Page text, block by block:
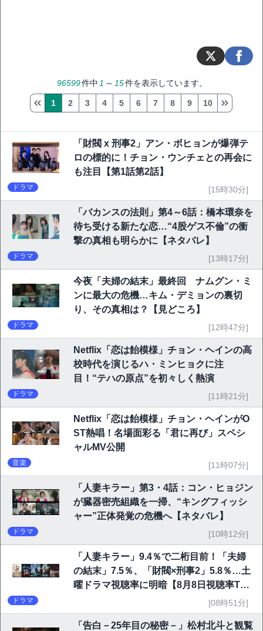
96599件中 1 ～ 15件を表示しています。
1 2 3 4 5 6 7 8 9 10
「財閥 x 刑事2」アン・ボヒョンが爆弾テ
ロの標的に！チョン・ウンチェとの再会に
も注目【第1話第2話】
ドラマ [15時30分]
「バカンスの法則」第4～6話：橋本環奈を
待ち受ける新たな恋…“4股ゲス不倫”の衝
撃の真相も明らかに【ネタバレ】
ドラマ [13時17分]
今夜「夫婦の結末」最終回 ナムグン・ミ
ンに最大の危機…キム・デミョンの裏切
り、その真相は？【見どころ】
ドラマ [12時47分]
Netflix「恋は飴模様」チョン・ヘインの高
校時代を演じるハ・ミンヒョクに注
目！“テハの原点”を初々しく熱演
ドラマ [11時21分]
Netflix「恋は飴模様」チョン・ヘインがO
ST熱唱！名場面彩る「君に再び」スペシ
ャルMV公開
音楽 [11時07分]
「人妻キラー」第3・4話：コン・ヒョジン
が臓器密売組織を一掃、“キングフィッシ
ャー”正体発覚の危機へ【ネタバレ】
ドラマ [10時12分]
「人妻キラー」9.4％で二桁目前！「夫婦
の結末」7.5％、「財閥×刑事2」5.8％…土
曜ドラマ視聴率に明暗【8月8日視聴率TO
ドラマ [08時51分]
「告白－25年目の秘密－」松村北斗と観覧